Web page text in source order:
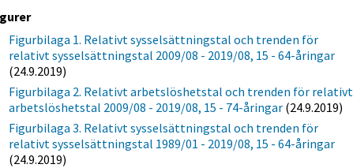
Figurbilaga 1. Relativt sysselsättningstal och trenden för
relativt sysselsättningstal 2009/08 - 2019/08, 15 - 64-åringar
(24.9.2019)
Figurbilaga 2. Relativt arbetslöshetstal och trenden för relativt
arbetslöshetstal 2009/08 - 2019/08, 15 - 74-åringar (24.9.2019)
Figurbilaga 3. Relativt sysselsättningstal och trenden för
relativt sysselsättningstal 1989/01 - 2019/08, 15 - 64-åringar
(24.9.2019)